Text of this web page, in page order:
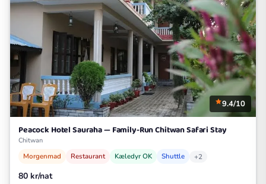
9.4/10
Peacock Hotel Sauraha — Family-Run Chitwan Safari Stay
Chitwan
Morgenmad Restaurant Kæledyr OK Shuttle +2
80 kr/nat